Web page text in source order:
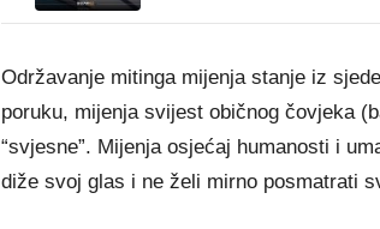
Održavanje mitinga mijenja stanje iz
poruku, mijenja svijest običnog čovjeka
“svjesne”. Mijenja osjećaj humanosti i
diže svoj glas i ne želi mirno posmatrati